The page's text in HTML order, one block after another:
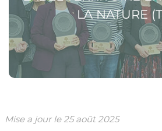
LA NATURE
Mise a jour le25 août 2025